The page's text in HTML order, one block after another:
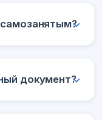
документ?